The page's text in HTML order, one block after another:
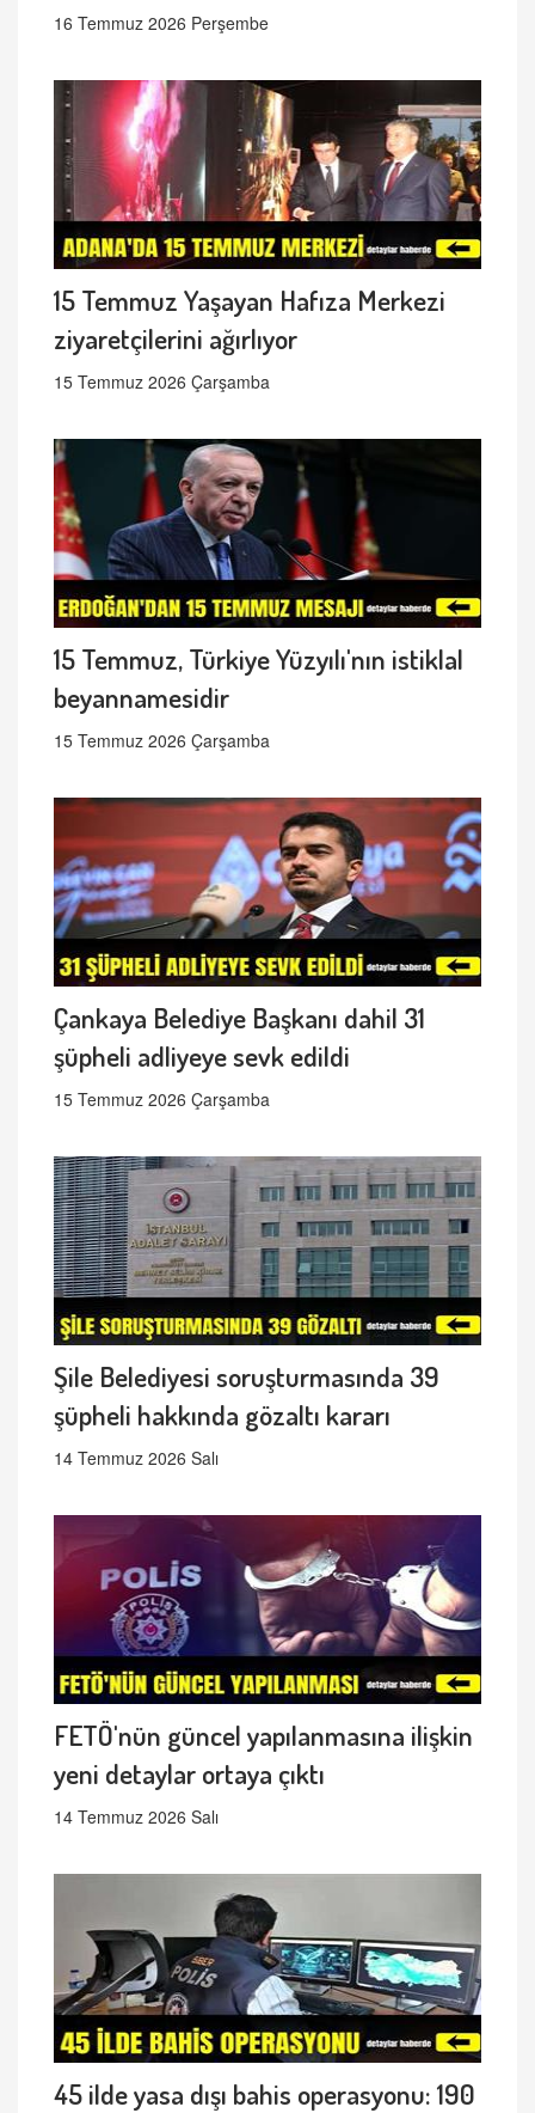
16 Temmuz 2026 Perşembe
15 Temmuz Yaşayan Hafıza Merkezi
ziyaretçilerini ağırlıyor
15 Temmuz 2026 Çarşamba
15 Temmuz, Türkiye Yüzyılı'nın istiklal
beyannamesidir
15 Temmuz 2026 Çarşamba
Çankaya Belediye Başkanı dahil 31
şüpheli adliyeye sevk edildi
15 Temmuz 2026 Çarşamba
Şile Belediyesi soruşturmasında 39
şüpheli hakkında gözaltı kararı
14 Temmuz 2026 Salı
FETÖ'nün güncel yapılanmasına ilişkin
yeni detaylar ortaya çıktı
14 Temmuz 2026 Salı
45 ilde yasa dışı bahis operasyonu: 190